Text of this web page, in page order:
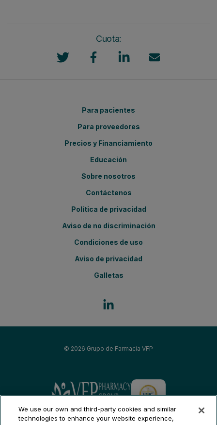
Cuota:
Para pacientes
Para proveedores
Precios y Financiamiento
Educación
Sobre nosotros
Contáctenos
Política de privacidad
Aviso de no discriminación
Condiciones de uso
Aviso de privacidad
Galletas
© 2026 Grupo de Farmacia VFP
Fertilidad del pueblo - Boston
We use our own and third-party cookies and similar
technologies to enhance your website experience,